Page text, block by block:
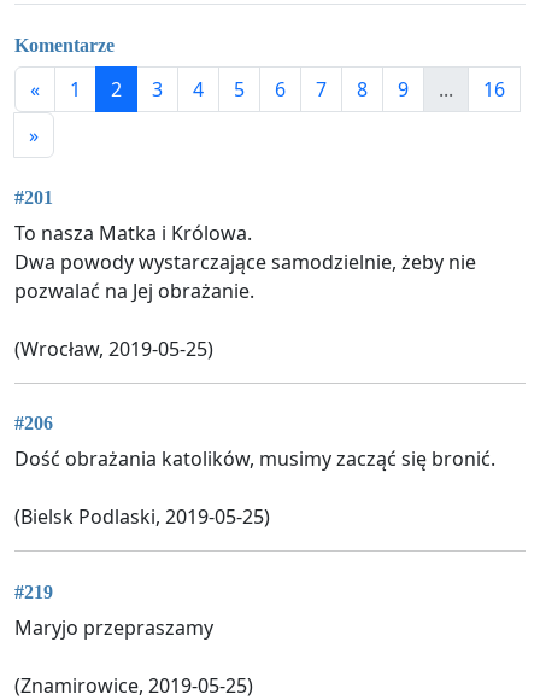
Komentarze
« 1 2 3 4 5 6 7 8 9 ...
16
»
#201
To nasza Matka i Królowa.
Dwa powody wystarczające samodzielnie, żeby nie
pozwalać na Jej obrażanie.
(Wrocław, 2019-05-25)
#206
Dość obrażania katolików, musimy zacząć się bronić.
(Bielsk Podlaski, 2019-05-25)
#219
Maryjo przepraszamy
(Znamirowice, 2019-05-25)